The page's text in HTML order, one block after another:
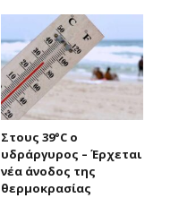
Στους 39°C ο
υδράργυρος – Έρχεται
νέα άνοδος της
θερμοκρασίας